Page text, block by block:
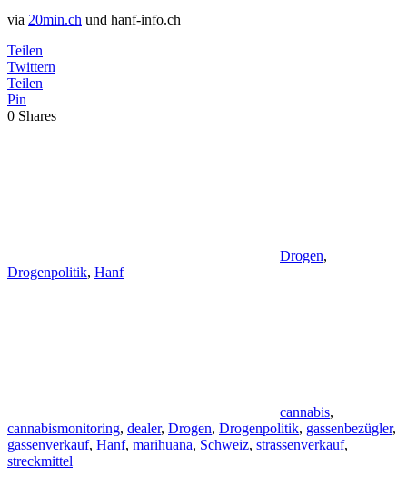
via 20min.ch und hanf-info.ch
Teilen
Twittern
Teilen
Pin
0 Shares
Drogen,
Drogenpolitik, Hanf
cannabis,
cannabismonitoring, dealer, Drogen, Drogenpolitik, gassenbezügler,
gassenverkauf, Hanf, marihuana, Schweiz, strassenverkauf,
streckmittel